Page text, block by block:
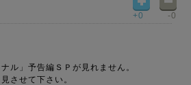
+0 -0
ル」予告編ＳＰが見れません。
させて下さい。